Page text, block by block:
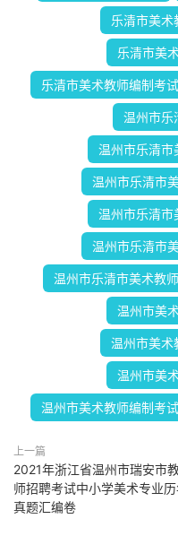
乐清市美术
乐清市美
乐清市美术教师编制考
温州市乐
温州市乐清市
温州市乐清市
温州市乐清市
温州市乐清市
温州市乐清市美术教
温州市美
温州市美术
温州市美
温州市美术教师编制考
上一篇
2021年浙江省温州市瑞安市
师招聘考试中小学美术专业
真题汇编卷